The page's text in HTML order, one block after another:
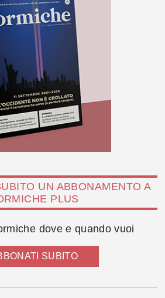
UN ABBONAMENTO A
PLUS
dove e quando vuoi
SUBITO